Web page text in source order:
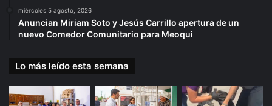
miércoles 5 agosto, 2026
Anuncian Miriam Soto y Jesús Carrillo apertura de un
nuevo Comedor Comunitario para Meoqui
Lo más leído esta semana